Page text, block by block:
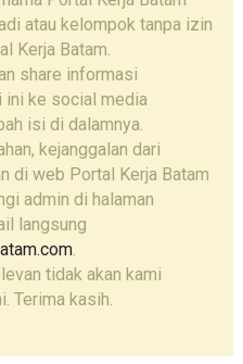
atau kelompok tanpa izin
Kerja Batam.
share informasi
ini ke social media
isi di dalamnya.
kejanggalan dari
di web Portal Kerja Batam
admin di halaman
langsung
.
tidak akan kami
Terima kasih.